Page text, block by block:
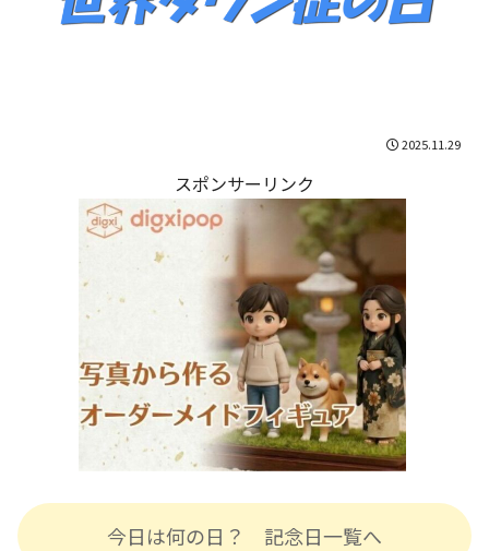
2025.11.29
スポンサーリンク
今日は何の日？ 記念日一覧へ